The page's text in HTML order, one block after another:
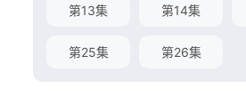
第13集 第14集
第25集 第26集